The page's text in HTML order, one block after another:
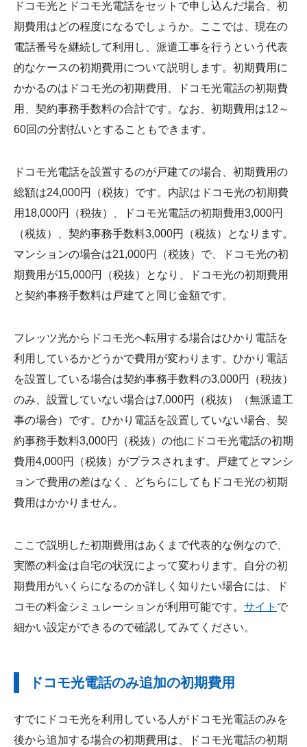
ドコモ光とドコモ光電話をセットで申し込んだ場合、初
期費用はどの程度になるでしょうか。ここでは、現在の
電話番号を継続して利用し、派遣工事を行うという代表
的なケースの初期費用について説明します。初期費用に
かかるのはドコモ光の初期費用、ドコモ光電話の初期費
用、契約事務手数料の合計です。なお、初期費用は12～
60回の分割払いとすることもできます。
ドコモ光電話を設置するのが戸建ての場合、初期費用の
総額は24,000円（税抜）です。内訳はドコモ光の初期費
用18,000円（税抜）、ドコモ光電話の初期費用3,000円
（税抜）、契約事務手数料3,000円（税抜）となります。
マンションの場合は21,000円（税抜）で、ドコモ光の初
期費用が15,000円（税抜）となり、ドコモ光の初期費用
と契約事務手数料は戸建てと同じ金額です。
フレッツ光からドコモ光へ転用する場合はひかり電話を
利用しているかどうかで費用が変わります。ひかり電話
を設置している場合は契約事務手数料の3,000円（税抜）
のみ、設置していない場合は7,000円（税抜）（無派遣工
事の場合）です。ひかり電話を設置していない場合、契
約事務手数料3,000円（税抜）の他にドコモ光電話の初期
費用4,000円（税抜）がプラスされます。戸建てとマンシ
ョンで費用の差はなく、どちらにしてもドコモ光の初期
費用はかかりません。
ここで説明した初期費用はあくまで代表的な例なので、
実際の料金は自宅の状況によって変わります。自分の初
期費用がいくらになるのか詳しく知りたい場合には、ド
コモの料金シミュレーションが利用可能です。 サイト で
細かい設定ができるので確認してみてください。
ドコモ光電話のみ追加の初期費用
すでにドコモ光を利用している人がドコモ光電話のみを
後から追加する場合の初期費用は、ドコモ光電話の初期